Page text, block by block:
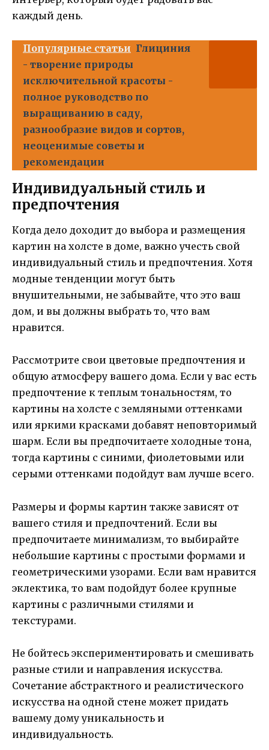
каждый день.
Популярные статьи Глициния
- творение природы
исключительной красоты -
полное руководство по
выращиванию в саду,
разнообразие видов и сортов,
неоценимые советы и
рекомендации
Индивидуальный стиль и
предпочтения
Когда дело доходит до выбора и размещения
картин на холсте в доме, важно учесть свой
индивидуальный стиль и предпочтения. Хотя
модные тенденции могут быть
внушительными, не забывайте, что это ваш
дом, и вы должны выбрать то, что вам
нравится.
Рассмотрите свои цветовые предпочтения и
общую атмосферу вашего дома. Если у вас есть
предпочтение к теплым тональностям, то
картины на холсте с земляными оттенками
или яркими красками добавят неповторимый
шарм. Если вы предпочитаете холодные тона,
тогда картины с синими, фиолетовыми или
серыми оттенками подойдут вам лучше всего.
Размеры и формы картин также зависят от
вашего стиля и предпочтений. Если вы
предпочитаете минимализм, то выбирайте
небольшие картины с простыми формами и
геометрическими узорами. Если вам нравится
эклектика, то вам подойдут более крупные
картины с различными стилями и
текстурами.
Не бойтесь экспериментировать и смешивать
разные стили и направления искусства.
Сочетание абстрактного и реалистического
искусства на одной стене может придать
вашему дому уникальность и
индивидуальность.